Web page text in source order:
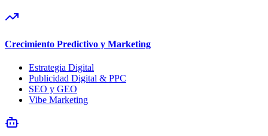
Crecimiento Predictivo y Marketing
Estrategia Digital
Publicidad Digital & PPC
SEO y GEO
Vibe Marketing